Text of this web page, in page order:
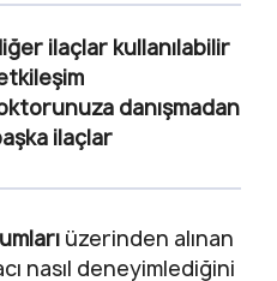
ilaçlar kullanılabilir
danışmadan
ilaçlar
üzerinden alınan
nasıl deneyimlediğini